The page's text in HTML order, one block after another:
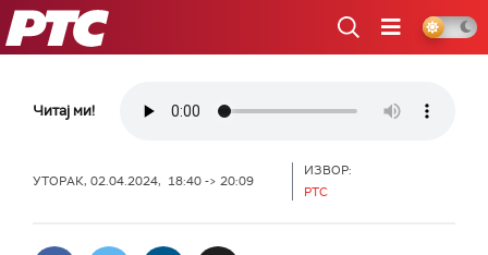
РТС
Читај ми!
УТОРАК, 02.04.2024, 18:40 -> 20:09
ИЗВОР:
РТС